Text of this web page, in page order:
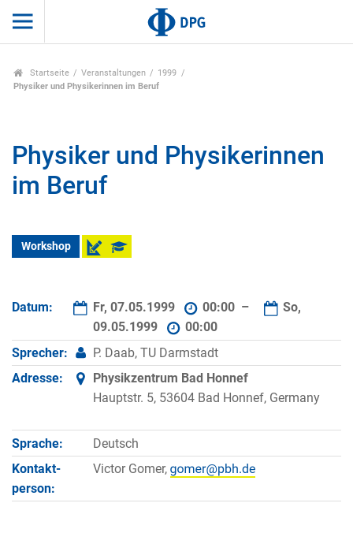
Startseite Veranstaltungen
1999
Physiker und Physikerinnen im Beruf
Physiker und Physikerinnen
im Beruf
Workshop
Datum: Fr, 07.05.1999 00:00 –
So,
09.05.1999
00:00
Sprecher:
P. Daab, TU Darmstadt
Adresse:
Physikzentrum Bad Honnef
Hauptstr. 5, 53604 Bad Honnef, Germany
Sprache:
Deutsch
Kontakt­
person:
Victor Gomer,